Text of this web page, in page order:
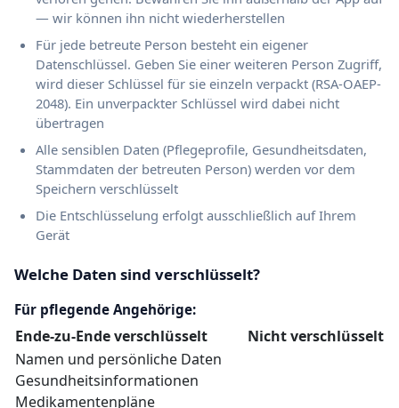
— wir können ihn nicht wiederherstellen
Für jede betreute Person besteht ein eigener
Datenschlüssel. Geben Sie einer weiteren Person Zugriff,
wird dieser Schlüssel für sie einzeln verpackt (RSA-OAEP-
2048). Ein unverpackter Schlüssel wird dabei nicht
übertragen
Alle sensiblen Daten (Pflegeprofile, Gesundheitsdaten,
Stammdaten der betreuten Person) werden vor dem
Speichern verschlüsselt
Die Entschlüsselung erfolgt ausschließlich auf Ihrem
Gerät
Welche Daten sind verschlüsselt?
Für pflegende Angehörige:
Ende-zu-Ende verschlüsselt
Nicht verschlüsselt
Namen und persönliche Daten
Gesundheitsinformationen
Medikamentenpläne